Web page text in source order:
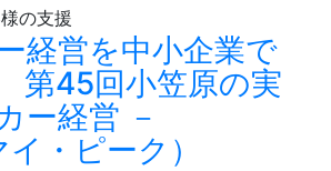
の支援
経営を中小企業で
第45回小笠原の実
ー経営 －
・ピーク）